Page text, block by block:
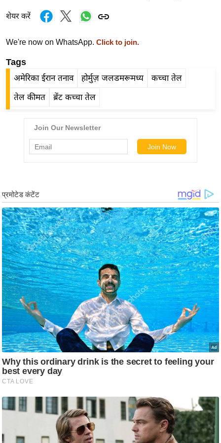
हॉ
वु
फि
ल्म
स
k
i
n
g
N
e
w
s
ला
इ
स्टा
इ
ल
टे
क्नॉ
लॉ
जी
टी
शेयर करें
We're now on WhatsApp. Click to join.
Tags
अमेरिका ईरान तनाव होर्मुज़ जलडमरूमध्य कच्चा तेल
तेल कीमत ब्रेंट कच्चा तेल